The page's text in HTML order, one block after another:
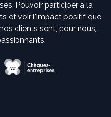
Pouvoir participer à la
et voir l'impact positif que
clients sont, pour nous,